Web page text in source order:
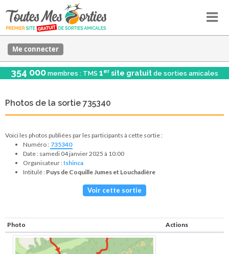
Me connecter
354 000 membres : TMS 1er site gratuit de sorties amicales
Photos de la sortie 735340
Voici les photos publiées par les participants à cette sortie :
Numéro : 735340
Date : samedi 04 janvier 2025 à 10:00
Organisateur : Ishinca
Intitulé : Puys de Coquille Jumes et Louchadière
Voir cette sortie
Photo Actions